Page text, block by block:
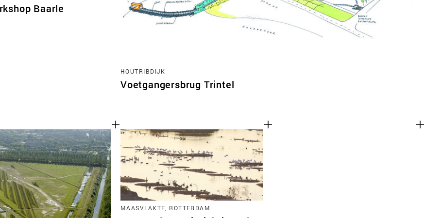
Baarle
HOUTRIBDIJK
Voetgangersbrug Trintel
MAASVLAKTE, ROTTERDAM